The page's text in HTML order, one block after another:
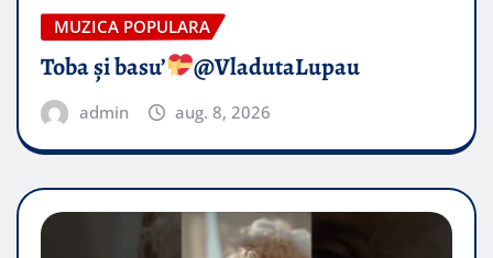
MUZICA POPULARA
Toba și basu’ @VladutaLupau
admin aug. 8, 2026